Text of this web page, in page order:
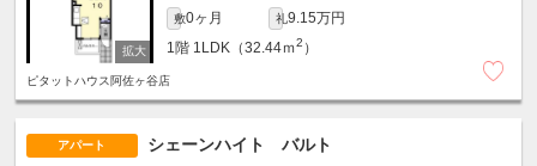
敷0ヶ月 礼9.15万円
1階 1LDK（32.44ｍ2 ）
ピタットハウス阿佐ヶ谷店
アパート シェーンハイト バルト